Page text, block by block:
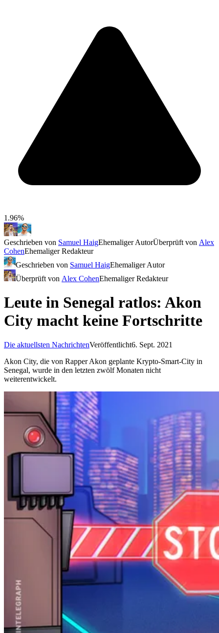
1.96%
Geschrieben von Samuel HaigEhemaliger AutorÜberprüft von Alex
CohenEhemaliger Redakteur
Geschrieben von Samuel HaigEhemaliger Autor
Überprüft von Alex CohenEhemaliger Redakteur
Leute in Senegal ratlos: Akon
City macht keine Fortschritte
Die aktuellsten NachrichtenVeröffentlicht6. Sept. 2021
Akon City, die von Rapper Akon geplante Krypto-Smart-City in
Senegal, wurde in den letzten zwölf Monaten nicht
weiterentwickelt.